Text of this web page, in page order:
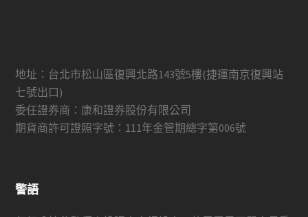
地址：台北市松山區復興北路143號5樓(捷運南京復興站
七號出口)
委任證券商：康和證券股份有限公司
期貨商許可證照字號：111年金管期總字第006號
警語